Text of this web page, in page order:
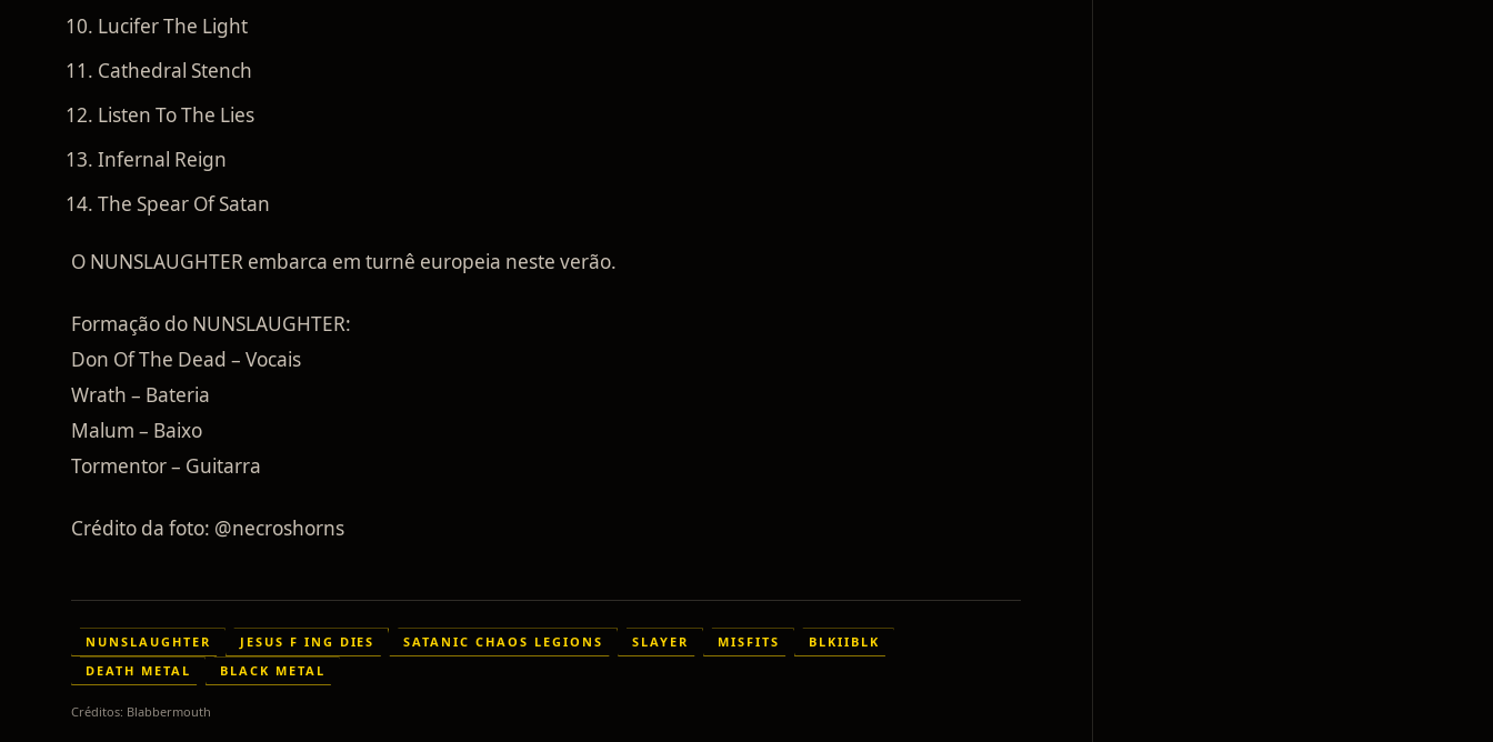
Lucifer The Light
Cathedral Stench
Listen To The Lies
Infernal Reign
The Spear Of Satan
O NUNSLAUGHTER embarca em turnê europeia neste verão.
Formação do NUNSLAUGHTER:
Don Of The Dead – Vocais
Wrath – Bateria
Malum – Baixo
Tormentor – Guitarra
Crédito da foto: @necroshorns
NUNSLAUGHTER JESUS F ING DIES SATANIC CHAOS LEGIONS SLAYER MISFITS
BLKIIBLK
DEATH METAL
BLACK METAL
Créditos: Blabbermouth